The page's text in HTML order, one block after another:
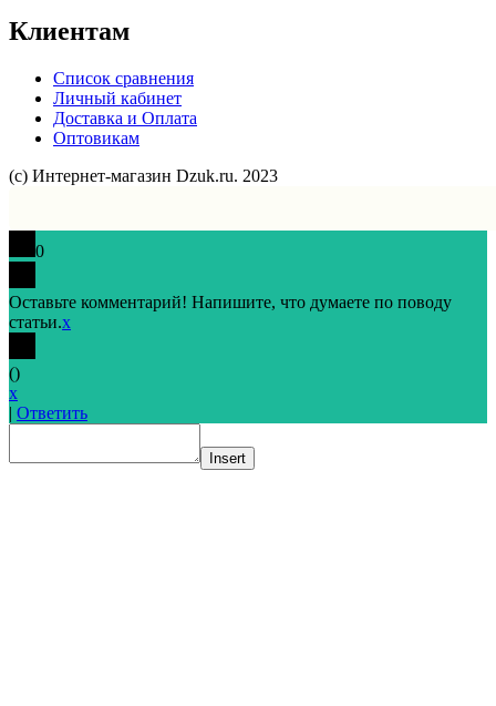
Клиентам
Список сравнения
Личный кабинет
Доставка и Оплата
Оптовикам
(с) Интернет-магазин Dzuk.ru. 2023
0
Оставьте комментарий! Напишите, что думаете по поводу
статьи.x
()
x
| Ответить
Insert